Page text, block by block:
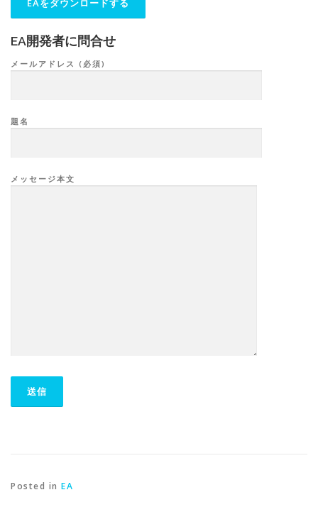
EA開発者に問合せ
メールアドレス (必須)
題名
メッセージ本文
Posted in EA